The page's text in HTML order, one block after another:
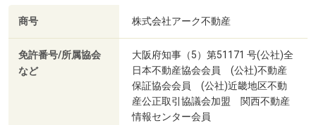
商号 株式会社アーク不動産
免許番号/所属協会
など
大阪府知事（5）第51171 号(公社)全
日本不動産協会会員 (公社)不動産
保証協会会員 (公社)近畿地区不動
産公正取引協議会加盟 関西不動産
情報センター会員